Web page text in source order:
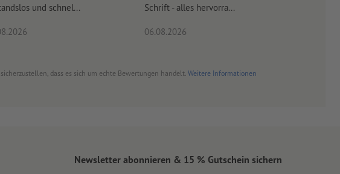
und schnel...
Schrift - alles hervorra...
06.08.2026
dass es sich um echte Bewertungen handelt. Weitere Informationen
Newsletter abonnieren & 15 % Gutschein sichern